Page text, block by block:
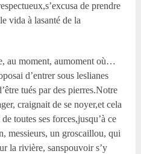
de prendre
vida à lasanté de la
au moment, aumoment où…
d’entrer sous leslianes
tués par des pierres.Notre
craignait de se noyer,et cela
toutes ses forces,jusqu’à ce
messieurs, un groscaillou, qui
la rivière, sanspouvoir s’y